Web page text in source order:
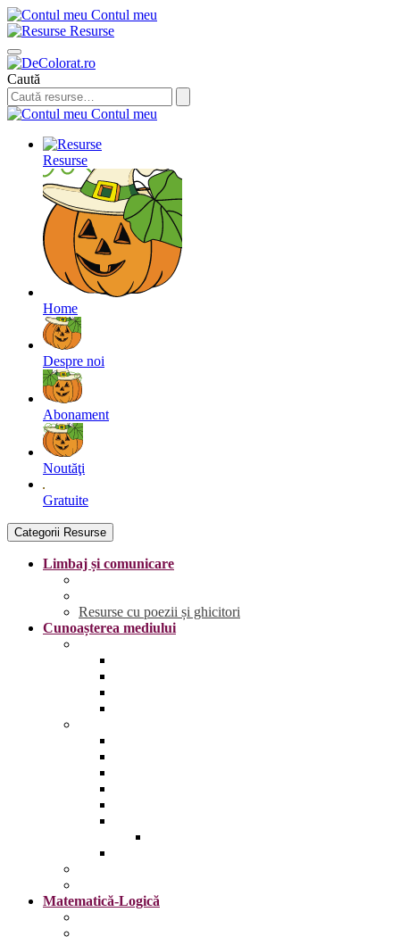
Contul meu
Resurse
Caută
Contul meu
Resurse
Home
Despre noi
Abonament
Noutăţi
Gratuite
Categorii Resurse
Limbaj și comunicare
Resurse cu poezii și ghicitori
Cunoașterea mediului
Matematică-Logică